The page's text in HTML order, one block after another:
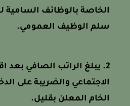
الخاصة بالوظائف السامية
سلم الوظيف العمومي.
يبلغ الراتب الصافي بعد
الخام المعلن بقليل.